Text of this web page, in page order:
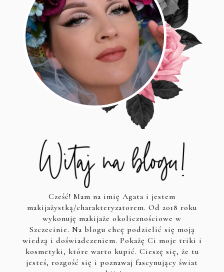
Cześć! Mam na imię Agata i jestem
makijażystką/charakteryzatorem. Od 2018 roku
wykonuję makijaże okolicznościowe w
Szczecinie. Na blogu chcę podzielić się moją
wiedzą i doświadczeniem. Pokażę Ci moje triki i
kosmetyki, które warto kupić. Cieszę się, że tu
jesteś, rozgość się i poznawaj fascynujący świat